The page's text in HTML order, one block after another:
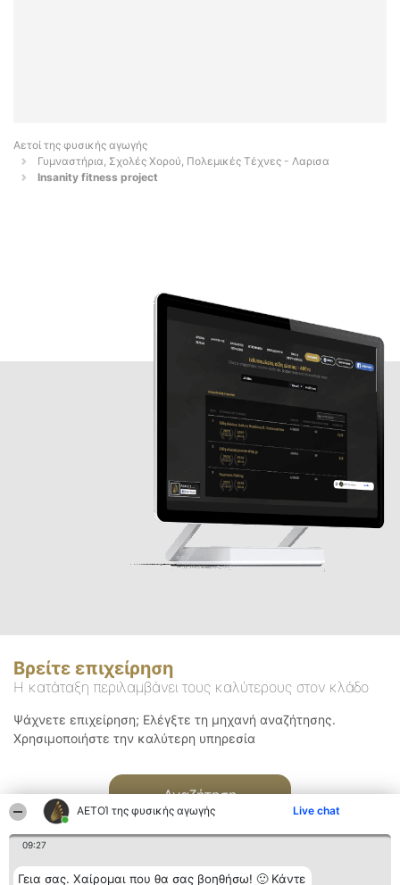
ΑΕΤΟΊ της φυσικής αγωγής Live chat
09:27
Γεια σας. Χαίρομαι που θα σας βοηθήσω! 🙂 Κάντε
Αετοί της φυσικής αγωγής
Γυμναστήρια, Σχολές Χορού, Πολεμικές Τέχνες - Λαρισα
Insanity fitness project
Βρείτε επιχείρηση
Η κατάταξη περιλαμβάνει τους καλύτερους στον κλάδο
Ψάχνετε επιχείρηση; Ελέγξτε τη μηχανή αναζήτησης.
Χρησιμοποιήστε την καλύτερη υπηρεσία
Αναζήτηση